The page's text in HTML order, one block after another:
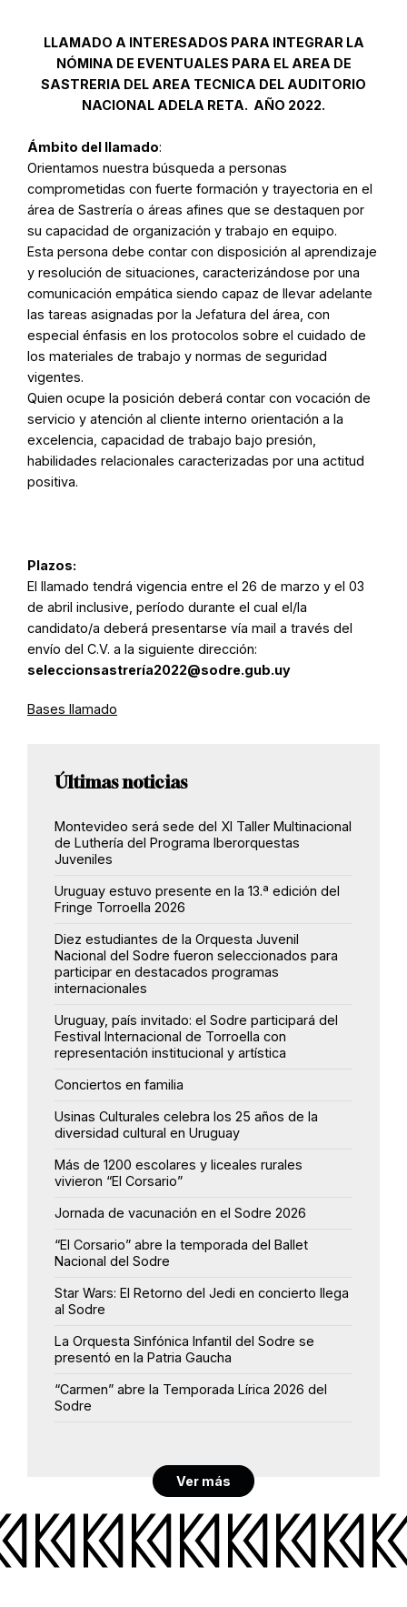
LLAMADO A INTERESADOS PARA INTEGRAR LA
NÓMINA DE EVENTUALES PARA EL AREA DE
SASTRERIA DEL AREA TECNICA DEL AUDITORIO
NACIONAL ADELA RETA. AÑO 2022.
Ámbito del llamado:
Orientamos nuestra búsqueda a personas
comprometidas con fuerte formación y trayectoria en el
área de Sastrería o áreas afines que se destaquen por
su capacidad de organización y trabajo en equipo.
Esta persona debe contar con disposición al aprendizaje
y resolución de situaciones, caracterizándose por una
comunicación empática siendo capaz de llevar adelante
las tareas asignadas por la Jefatura del área, con
especial énfasis en los protocolos sobre el cuidado de
los materiales de trabajo y normas de seguridad
vigentes.
Quien ocupe la posición deberá contar con vocación de
servicio y atención al cliente interno orientación a la
excelencia, capacidad de trabajo bajo presión,
habilidades relacionales caracterizadas por una actitud
positiva.
Plazos:
El llamado tendrá vigencia entre el 26 de marzo y el 03
de abril inclusive, período durante el cual el/la
candidato/a deberá presentarse vía mail a través del
envío del C.V. a la siguiente dirección:
seleccionsastrería2022@sodre.gub.uy
Bases llamado
Últimas noticias
Montevideo será sede del XI Taller Multinacional
de Luthería del Programa Iberorquestas
Juveniles
Uruguay estuvo presente en la 13.ª edición del
Fringe Torroella 2026
Diez estudiantes de la Orquesta Juvenil
Nacional del Sodre fueron seleccionados para
participar en destacados programas
internacionales
Uruguay, país invitado: el Sodre participará del
Festival Internacional de Torroella con
representación institucional y artística
Conciertos en familia
Usinas Culturales celebra los 25 años de la
diversidad cultural en Uruguay
Más de 1200 escolares y liceales rurales
vivieron “El Corsario”
Jornada de vacunación en el Sodre 2026
“El Corsario” abre la temporada del Ballet
Nacional del Sodre
Star Wars: El Retorno del Jedi en concierto llega
al Sodre
La Orquesta Sinfónica Infantil del Sodre se
presentó en la Patria Gaucha
“Carmen” abre la Temporada Lírica 2026 del
Sodre
Ver más